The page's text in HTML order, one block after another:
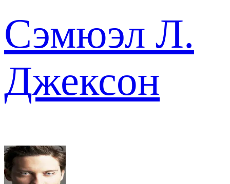
Сэмюэл Л.
Джексон